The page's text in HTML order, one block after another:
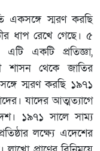
একসঙ্গে স্মরণ করছি
ধাপ রেখে গেছে। ৫
একটি প্রতিজ্ঞা,
শাসন থেকে জাতির
স্মরণ করছি ১৯৭১
যাদের আত্মত্যাগে
১৯৭১ সালে সাম্য
লক্ষ্যে এদেশের